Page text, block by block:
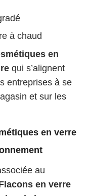
à chaud
en
qui s’alignent
entreprises à se
et sur les
en verre
au
en verre